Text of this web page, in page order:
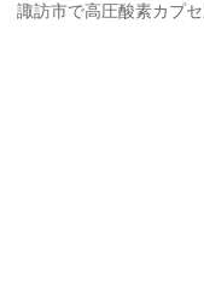
諏訪市で高圧酸素カプ